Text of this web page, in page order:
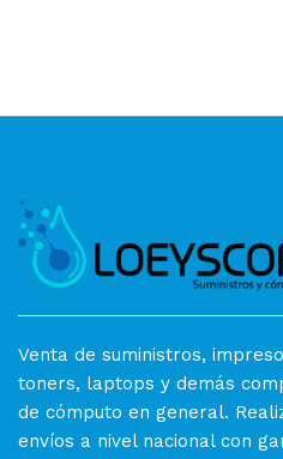
Venta de suministros,
toners, laptops y demás
de cómputo en general.
envíos a nivel nacional con